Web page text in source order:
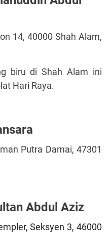
14, 40000 Shah Alam,
biru di Shah Alam ini
Hari Raya.
Putra Damai, 47301
Abdul Aziz
Seksyen 3, 46000